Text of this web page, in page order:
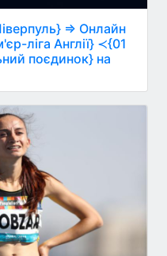
⇒ Онлайн
ліга Англії} ≺{01
поєдинок} на